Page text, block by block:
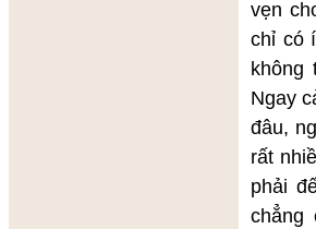
vẹn
chỉ có
không
Ngay
đâu,
rất
phải
chẳng